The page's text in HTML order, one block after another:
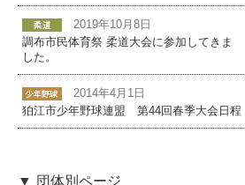
2019年10月8日
調布市民体育祭 柔道大会に参加してきま
した。
2014年4月1日
狛江市少年野球連盟 第44回春季大会日程
団体別ページ